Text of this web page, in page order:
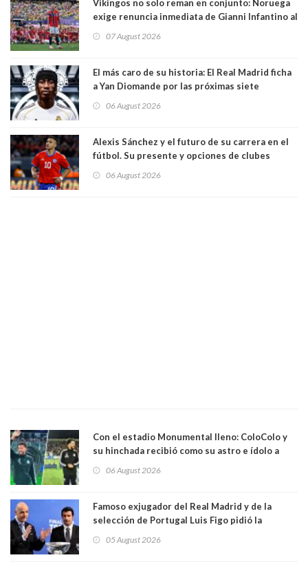
Vikingos no solo reman en conjunto: Noruega
exige renuncia inmediata de Gianni Infantino al
07 August 2026
El más caro de su historia: El Real Madrid ficha
a Yan Diomande por las próximas siete
06 August 2026
Alexis Sánchez y el futuro de su carrera en el
fútbol. Su presente y opciones de clubes
06 August 2026
Con el estadio Monumental lleno: ColoColo y
su hinchada recibió como su astro e ídolo a
06 August 2026
Famoso exjugador del Real Madrid y de la
selección de Portugal Luis Figo pidió la
comportamiento más bajo y cobarde que he
05 August 2026